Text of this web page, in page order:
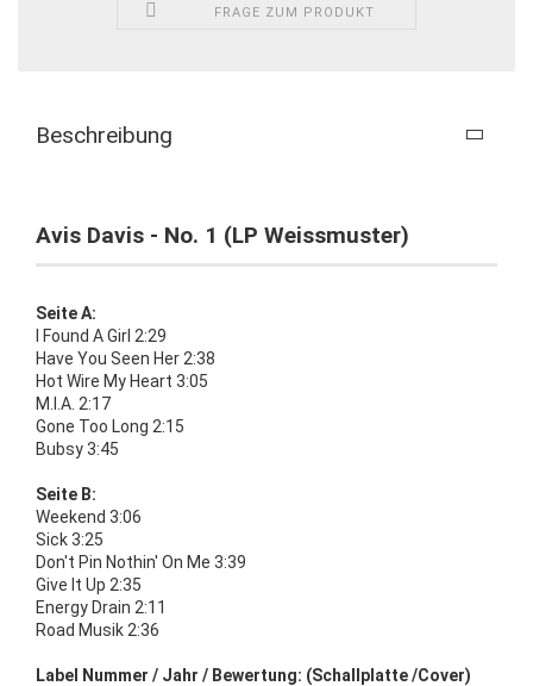
FRAGE ZUM PRODUKT
Beschreibung
Avis Davis - No. 1 (LP Weissmuster)
Seite A:
I Found A Girl 2:29
Have You Seen Her 2:38
Hot Wire My Heart 3:05
M.I.A. 2:17
Gone Too Long 2:15
Bubsy 3:45
Seite B:
Weekend 3:06
Sick 3:25
Don't Pin Nothin' On Me 3:39
Give It Up 2:35
Energy Drain 2:11
Road Musik 2:36
Label Nummer / Jahr / Bewertung: (Schallplatte /Cover)